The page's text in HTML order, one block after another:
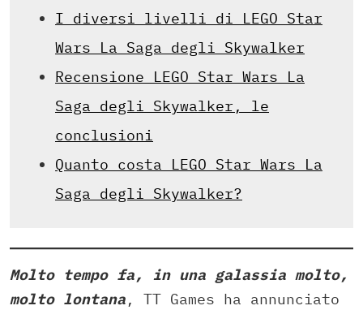
I diversi livelli di LEGO Star
Wars La Saga degli Skywalker
Recensione LEGO Star Wars La
Saga degli Skywalker, le
conclusioni
Quanto costa LEGO Star Wars La
Saga degli Skywalker?
Molto tempo fa, in una galassia molto,
molto lontana, TT Games ha annunciato